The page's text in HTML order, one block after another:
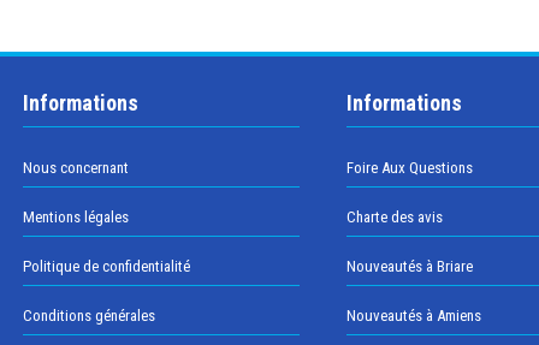
Informations
Nous concernant
Mentions légales
Politique de confidentialité
Conditions générales
Informations
Foire Aux Questions
Charte des avis
Nouveautés à Briare
Nouveautés à Amiens